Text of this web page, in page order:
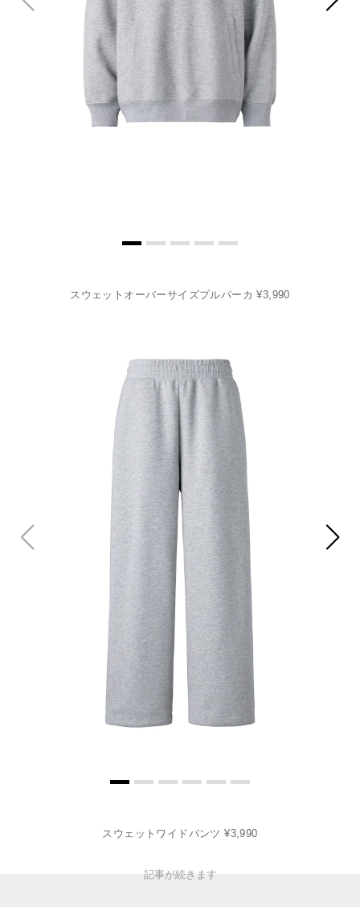
スウェットオーバーサイズプルパーカ ¥3,990
スウェットワイドパンツ ¥3,990